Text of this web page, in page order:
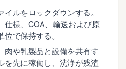
イルをロックダウンする。
仕様、COA、輸送および原
で保持する。
肉や乳製品と設備を共有す
を先に稼働し、洗浄が残渣